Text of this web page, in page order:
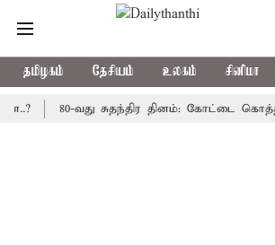
தமிழகம் தேசியம் உலகம் சினிமா
80-வது சுதந்திர தினம்: கோட்டை